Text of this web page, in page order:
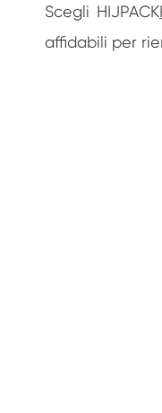
Scegli HIJPACK
affidabili per